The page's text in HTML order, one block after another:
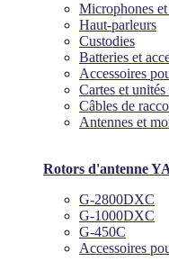
Microphones
Haut-parleurs
Custodies
Batteries et
Accessoires
Cartes et
Câbles de
Antennes et
Rotors d'antenne
G-2800DXC
G-1000DXC
G-450C
Accessoires